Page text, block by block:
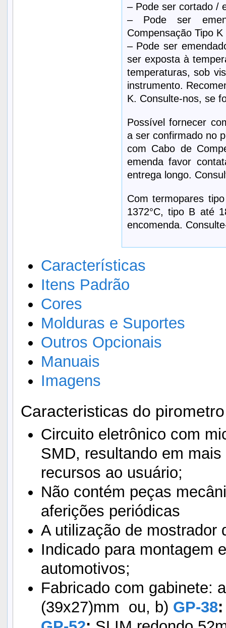
– Pode ser cortado /
– Pode ser
Compensação Tipo
– Pode ser
ser exposta à
temperaturas, sob
instrumento.
K. Consulte-nos, se
Possível fornecer
a ser confirmado no
com Cabo de
emenda favor
entrega longo.
Com termopares
1372°C, tipo B até
encomenda.
Características
Itens Padrão
Cores
Molduras e Suportes
Outros Opcionais
Manuais
Imagens
Caracteristicas do
Circuito eletrônico com
SMD, resultando em
recursos ao usuário;
Não contém peças
aferições periódicas
A utilização de mostrador
Indicado para montagem
automotivos;
Fabricado com gabinete:
(39x27)mm ou, b) GP-38: